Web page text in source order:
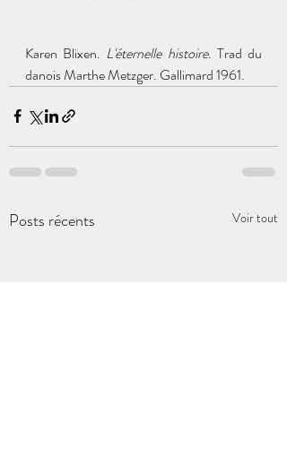
Karen Blixen. L'éternelle histoire. Trad du
danois Marthe Metzger. Gallimard 1961.
Posts récents Voir tout